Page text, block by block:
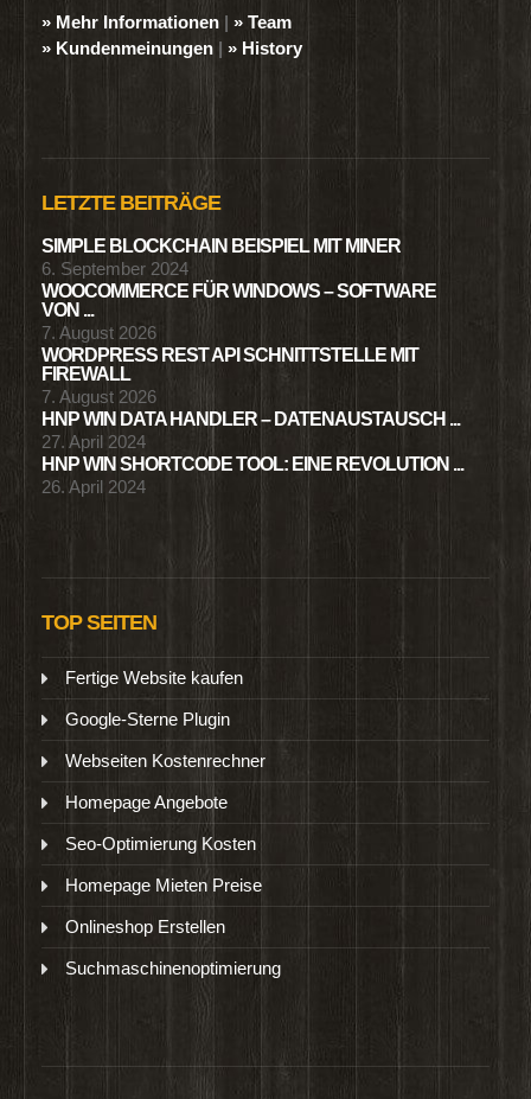
» Mehr Informationen | » Team
» Kundenmeinungen | » History
LETZTE BEITRÄGE
SIMPLE BLOCKCHAIN BEISPIEL MIT MINER
6. September 2024
WOOCOMMERCE FÜR WINDOWS – SOFTWARE
VON ...
7. August 2026
WORDPRESS REST API SCHNITTSTELLE MIT
FIREWALL
7. August 2026
HNP WIN DATA HANDLER – DATENAUSTAUSCH ...
27. April 2024
HNP WIN SHORTCODE TOOL: EINE REVOLUTION ...
26. April 2024
TOP SEITEN
Fertige Website kaufen
Google-Sterne Plugin
Webseiten Kostenrechner
Homepage Angebote
Seo-Optimierung Kosten
Homepage Mieten Preise
Onlineshop Erstellen
Suchmaschinenoptimierung